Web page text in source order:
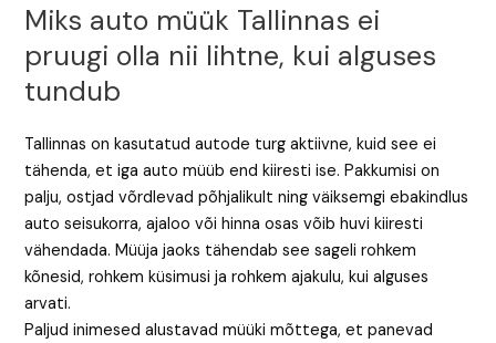
Miks auto müük Tallinnas ei
pruugi olla nii lihtne, kui alguses
tundub
Tallinnas on kasutatud autode turg aktiivne, kuid see ei
tähenda, et iga auto müüb end kiiresti ise. Pakkumisi on
palju, ostjad võrdlevad põhjalikult ning väiksemgi ebakindlus
auto seisukorra, ajaloo või hinna osas võib huvi kiiresti
vähendada. Müüja jaoks tähendab see sageli rohkem
kõnesid, rohkem küsimusi ja rohkem ajakulu, kui alguses
arvati.
Paljud inimesed alustavad müüki mõttega, et panevad